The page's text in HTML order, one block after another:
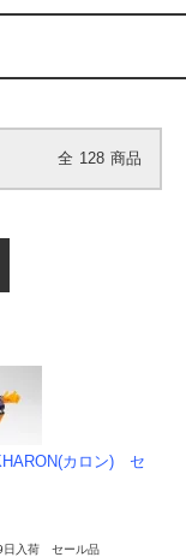
全 128 商品
カロン) セ
日入荷 セール品